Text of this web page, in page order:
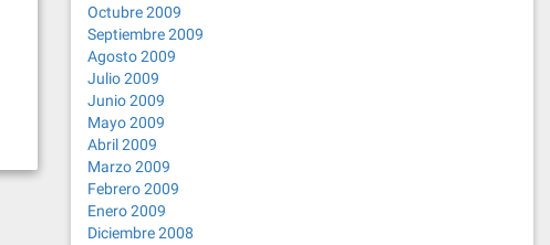
Octubre 2009
Septiembre 2009
Agosto 2009
Julio 2009
Junio 2009
Mayo 2009
Abril 2009
Marzo 2009
Febrero 2009
Enero 2009
Diciembre 2008